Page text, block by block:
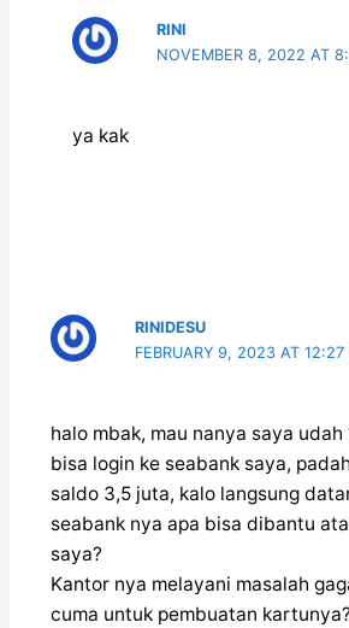
RINI
NOVEMBER 8, 2022 AT
ya kak
RINIDESU
FEBRUARY 9, 2023 AT 12:27
halo mbak, mau nanya saya udah
bisa login ke seabank saya,
saldo 3,5 juta, kalo langsung
seabank nya apa bisa dibantu
saya?
Kantor nya melayani masalah
cuma untuk pembuatan kartunya?